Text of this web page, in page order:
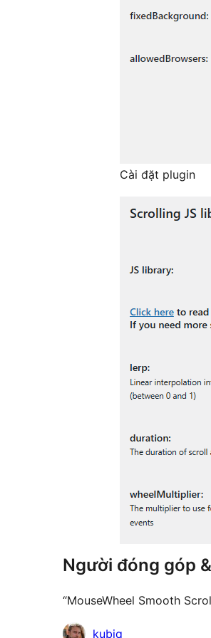
Cài đặt plugin
Người đóng góp
“MouseWheel Smooth
Nhữngkubiq